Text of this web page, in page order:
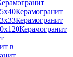
Керамогранит
Керамогранит
Керамогранит
в